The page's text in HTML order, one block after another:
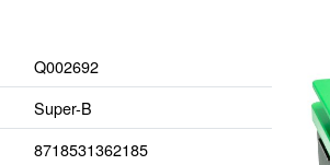
Q002692
Super-B
8718531362185